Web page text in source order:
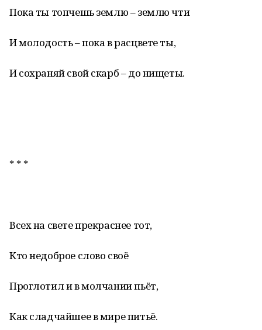
Пока ты топчешь землю – землю чти
И молодость – пока в расцвете ты,
И сохраняй свой скарб – до нищеты.
* * *
Всех на свете прекраснее тот,
Кто недоброе слово своё
Проглотил и в молчании пьёт,
Как сладчайшее в мире питьё.